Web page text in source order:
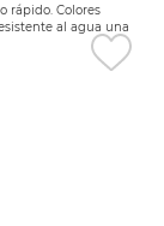
rápido. Colores
al agua una